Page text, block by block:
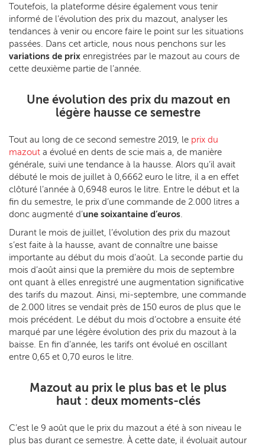
Toutefois, la plateforme désire également vous tenir
informé de l’évolution des prix du mazout, analyser les
tendances à venir ou encore faire le point sur les situations
passées. Dans cet article, nous nous penchons sur les
variations de prix enregistrées par le mazout au cours de
cette deuxième partie de l’année.
Une évolution des prix du mazout en
légère hausse ce semestre
Tout au long de ce second semestre 2019, le prix du
mazout a évolué en dents de scie mais a, de manière
générale, suivi une tendance à la hausse. Alors qu’il avait
débuté le mois de juillet à 0,6662 euro le litre, il a en effet
clôturé l’année à 0,6948 euros le litre. Entre le début et la
fin du semestre, le prix d’une commande de 2.000 litres a
donc augmenté d’une soixantaine d’euros.
Durant le mois de juillet, l’évolution des prix du mazout
s’est faite à la hausse, avant de connaître une baisse
importante au début du mois d’août. La seconde partie du
mois d’août ainsi que la première du mois de septembre
ont quant à elles enregistré une augmentation significative
des tarifs du mazout. Ainsi, mi-septembre, une commande
de 2.000 litres se vendait près de 150 euros de plus que le
mois précédent. Le début du mois d’octobre a ensuite été
marqué par une légère évolution des prix du mazout à la
baisse. En fin d’année, les tarifs ont évolué en oscillant
entre 0,65 et 0,70 euros le litre.
Mazout au prix le plus bas et le plus
haut : deux moments-clés
C’est le 9 août que le prix du mazout a été à son niveau le
plus bas durant ce semestre. À cette date, il évoluait autour